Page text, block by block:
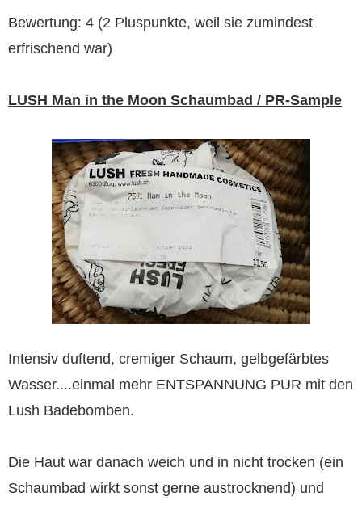
Bewertung: 4 (2 Pluspunkte, weil sie zumindest
erfrischend war)
LUSH Man in the Moon Schaumbad / PR-Sample
Intensiv duftend, cremiger Schaum, gelbgefärbtes
Wasser....einmal mehr ENTSPANNUNG PUR mit den
Lush Badebomben.
Die Haut war danach weich und in nicht trocken (ein
Schaumbad wirkt sonst gerne austrocknend) und